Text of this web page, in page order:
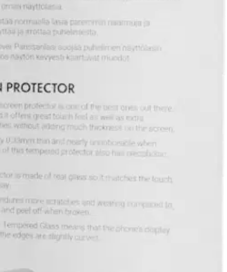
hylkivä helppohoitoisuuden vuoksi.
Tämä tuote on suunniteltu
ja puhdistustyökalu, jotka helpottavat asennusta. RoHS-
vaivaa.